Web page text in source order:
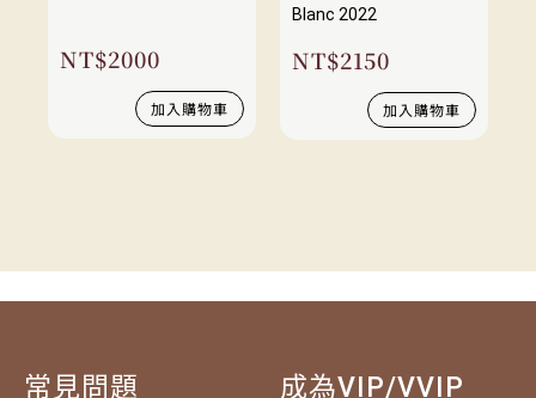
NT$2000
加入購物車
Blanc 2022
NT$2150
加入購物車
常見問題 成為VIP/VVIP